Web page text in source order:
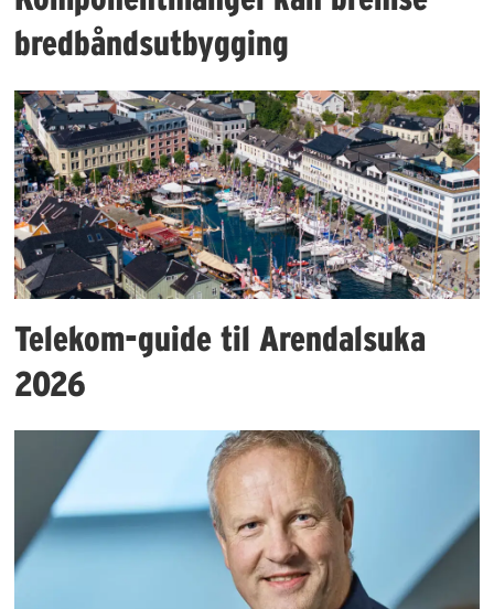
bredbåndsutbygging
Telekom-guide til Arendalsuka
2026